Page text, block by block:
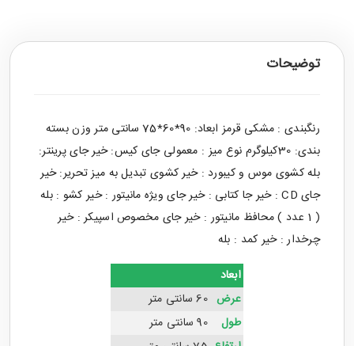
توضیحات
رنگبندی : مشکی قرمز ابعاد: 90*60*75 سانتی متر وزن بسته
بندی: 30کیلوگرم نوع میز : معمولی جای کیس: خیر جای پرینتر:
بله کشوی موس و کیبورد : خیر کشوی تبدیل به میز تحریر: خیر
جای CD : خیر جا کتابی : خیر جای ویژه مانیتور : خیر کشو : بله
( 1 عدد ) محافظ مانیتور : خیر جای مخصوص اسپیکر : خیر
چرخدار : خیر کمد : بله
ابعاد
عرض 60 سانتی متر
طول
90 سانتی متر